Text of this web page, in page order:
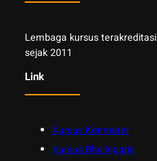
Lembaga kursus
sejak 2011
Link
Kursus Komputer
Kursus Bhs Inggris